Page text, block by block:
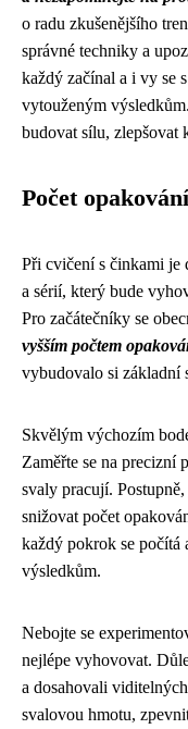
o radu zkušenějšího
správné techniky a
každý začínal a i vy se
vytouženým
budovat sílu, zlepšovat
Počet
Při cvičení s činkami je
a sérií, který bude
Pro začátečníky se
vyšším počtem
vybudovalo si základní
Skvělým výchozím
Zaměřte se na precizní
svaly pracují.
snižovat počet
každý pokrok se
výsledkům.
Nebojte se
nejlépe vyhovovat.
a dosahovali
svalovou hmotu,